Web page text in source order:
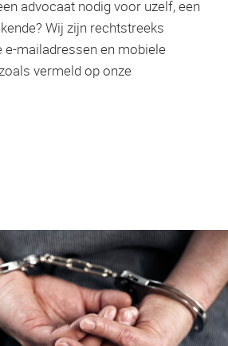
advocaat nodig voor uzelf, een
Wij zijn rechtstreeks
e-mailadressen en mobiele
vermeld op onze